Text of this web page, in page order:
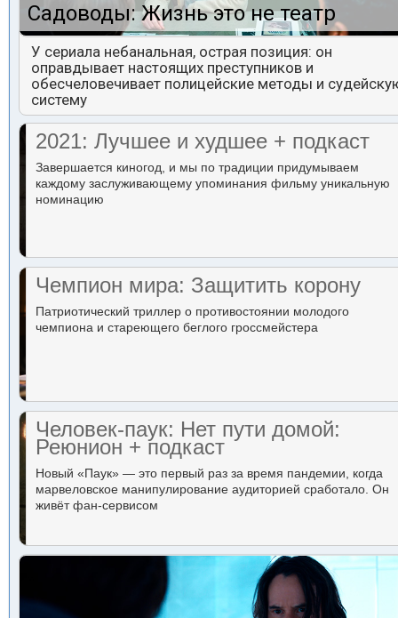
Садоводы: Жизнь это не театр
У сериала небанальная, острая позиция: он
оправдывает настоящих преступников и
обесчеловечивает полицейские методы и
систему
2021: Лучшее и худшее + подкаст
Завершается киногод, и мы по традиции придумываем
каждому заслуживающему упоминания фильму уникальную
номинацию
Чемпион мира: Защитить корону
Патриотический триллер о противостоянии молодого
чемпиона и стареющего беглого гроссмейстера
Человек-паук: Нет пути домой:
Реюнион + подкаст
Новый «Паук» — это первый раз за время пандемии, когда
марвеловское манипулирование аудиторией сработало. Он
живёт фан-сервисом